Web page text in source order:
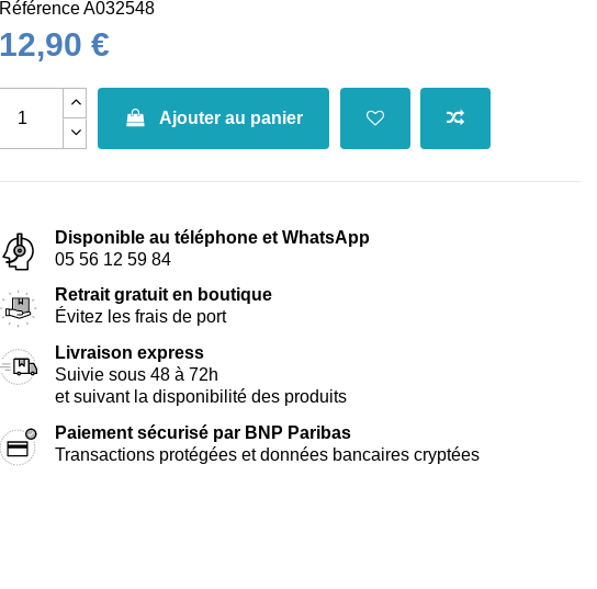
RéférenceA032548
12,90 €
Ajouter au panier
Disponible au téléphone et WhatsApp
05 56 12 59 84
Retrait gratuit en boutique
Évitez les frais de port
Livraison express
Suivie sous 48 à 72h
et suivant la disponibilité des produits
Paiement sécurisé par BNP Paribas
Transactions protégées et données bancaires cryptées